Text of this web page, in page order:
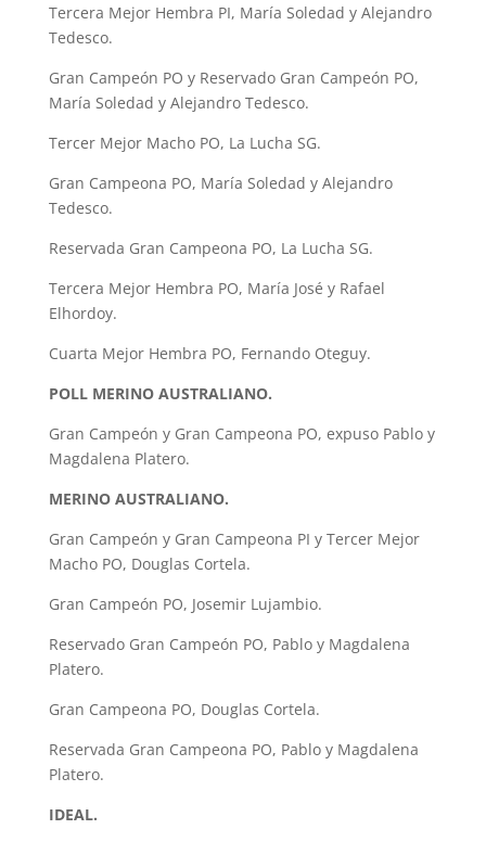
Tercera Mejor Hembra PI, María Soledad y Alejandro
Tedesco.
Gran Campeón PO y Reservado Gran Campeón PO,
María Soledad y Alejandro Tedesco.
Tercer Mejor Macho PO, La Lucha SG.
Gran Campeona PO, María Soledad y Alejandro
Tedesco.
Reservada Gran Campeona PO, La Lucha SG.
Tercera Mejor Hembra PO, María José y Rafael
Elhordoy.
Cuarta Mejor Hembra PO, Fernando Oteguy.
POLL MERINO AUSTRALIANO.
Gran Campeón y Gran Campeona PO, expuso Pablo y
Magdalena Platero.
MERINO AUSTRALIANO.
Gran Campeón y Gran Campeona PI y Tercer Mejor
Macho PO, Douglas Cortela.
Gran Campeón PO, Josemir Lujambio.
Reservado Gran Campeón PO, Pablo y Magdalena
Platero.
Gran Campeona PO, Douglas Cortela.
Reservada Gran Campeona PO, Pablo y Magdalena
Platero.
IDEAL.